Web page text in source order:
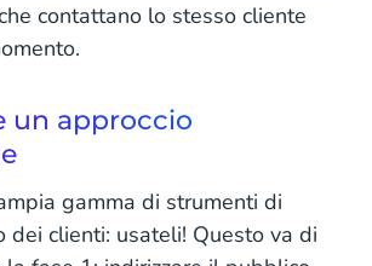
contattano lo stesso cliente
un approccio
gamma di strumenti di
dei clienti: usateli! Questo va di